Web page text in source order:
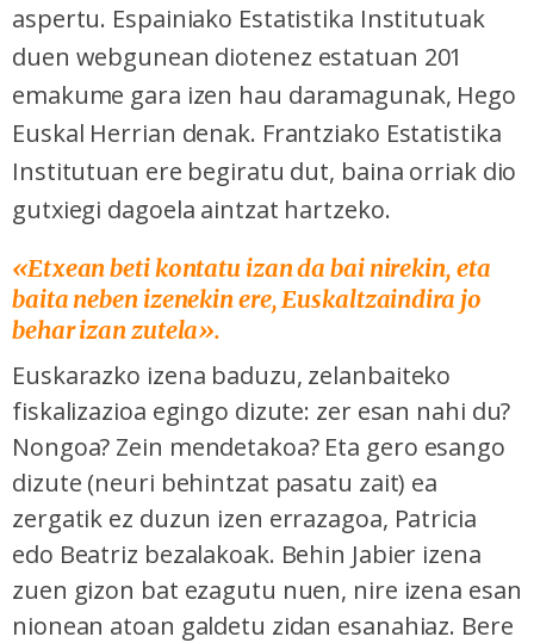
aspertu. Espainiako Estatistika Institutuak
duen webgunean diotenez estatuan 201
emakume gara izen hau daramagunak, Hego
Euskal Herrian denak. Frantziako Estatistika
Institutuan ere begiratu dut, baina orriak dio
gutxiegi dagoela aintzat hartzeko.
«Etxean beti kontatu izan da bai nirekin, eta
baita neben izenekin ere, Euskaltzaindira jo
behar izan zutela».
Euskarazko izena baduzu, zelanbaiteko
fiskalizazioa egingo dizute: zer esan nahi du?
Nongoa? Zein mendetakoa? Eta gero esango
dizute (neuri behintzat pasatu zait) ea
zergatik ez duzun izen errazagoa, Patricia
edo Beatriz bezalakoak. Behin Jabier izena
zuen gizon bat ezagutu nuen, nire izena esan
nionean atoan galdetu zidan esanahiaz. Bere